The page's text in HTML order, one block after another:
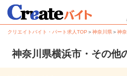
クリエイトバイト・パート求人TOP ＞神奈川県＞神
神奈川県横浜市・その他